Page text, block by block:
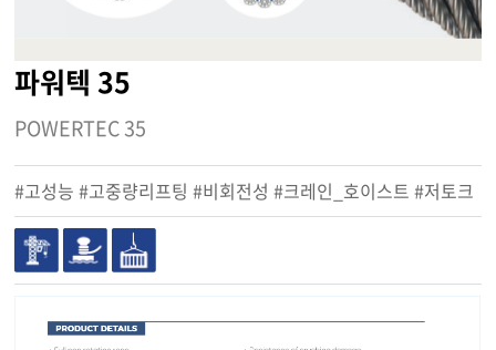
파워텍 35
POWERTEC 35
#고성능 #고중량리프팅 #비회전성 #크레인_호이스트 #저토크